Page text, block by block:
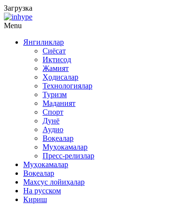
Загрузка
Menu
Янгиликлар
Сиёсат
Иқтисод
Жамият
Ҳодисалар
Технологиялар
Туризм
Маданият
Спорт
Дунё
Аудио
Воқеалар
Муҳокамалар
Пресс-релизлар
Муҳокамалар
Воқеалар
Махсус лойиҳалар
На русском
Кириш